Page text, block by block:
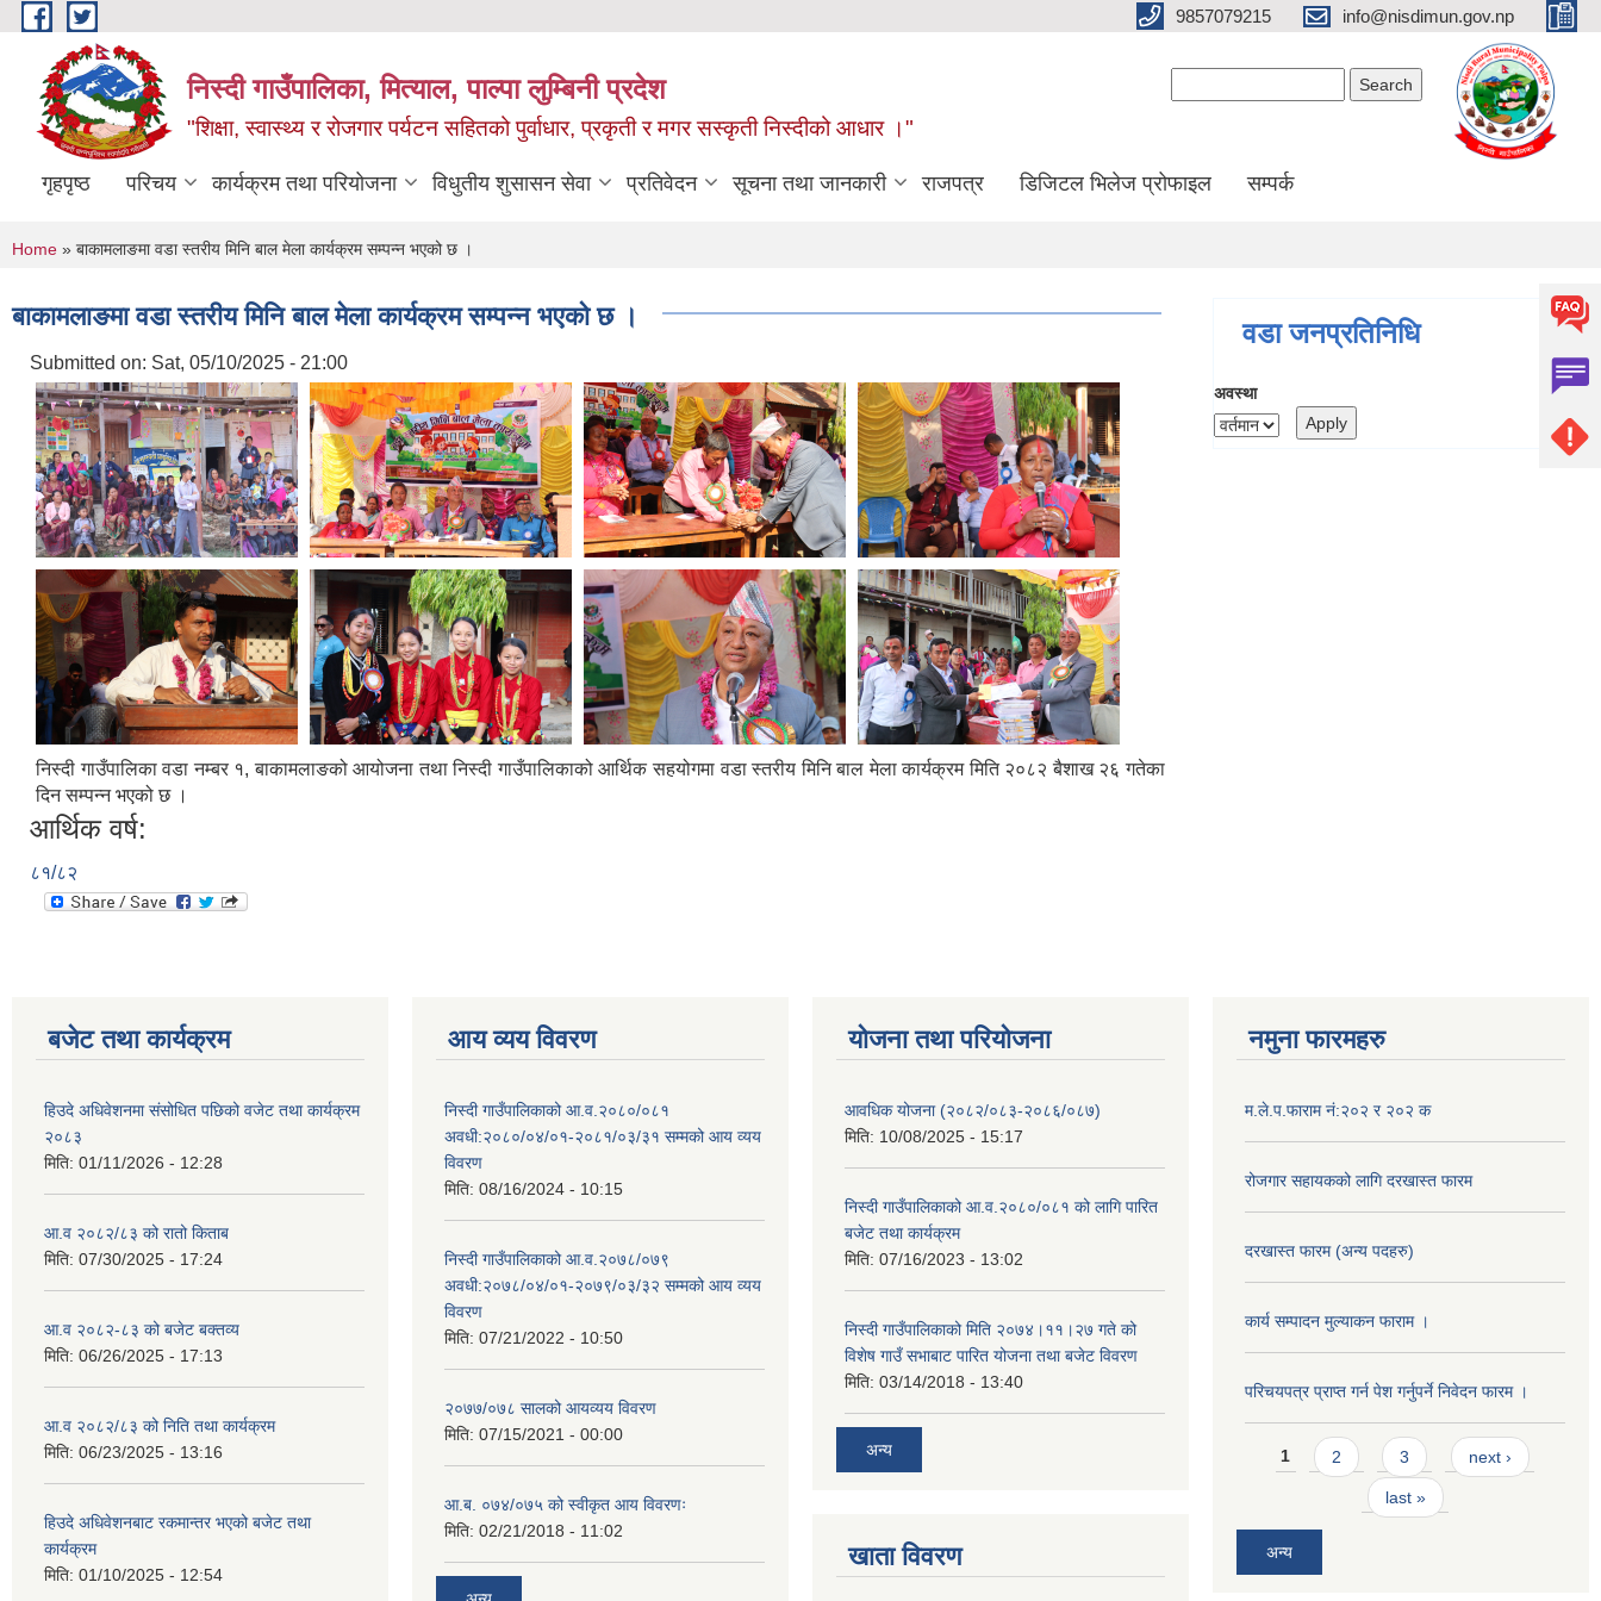
Skip to main content 9857079215 info@nisdimun.gov.np
निस्दी गाउँपालिका, मित्याल, पाल्पा लुम्बिनी प्रदेश
"शिक्षा, स्वास्थ्य र रोजगार पर्यटन सहितको पुर्वाधार, प्रकृती र मगर सस्कृती निस्दीको आधार ।"
गृहपृष्ठ परिचय कार्यक्रम तथा परियोजना विधुतीय शुसासन सेवा प्रतिवेदन सूचना तथा जानकारी राजपत्र डिजिटल भिलेज प्रोफाइल सम्पर्क
You are here
Home » बाकामलाङमा वडा स्तरीय मिनि बाल मेला कार्यक्रम सम्पन्न भएको छ ।
बाकामलाङमा वडा स्तरीय मिनि बाल मेला कार्यक्रम सम्पन्न भएको छ ।
Submitted on: Sat, 05/10/2025 - 21:00
निस्दी गाउँपालिका वडा नम्बर १, बाकामलाङको आयोजना तथा निस्दी गाउँपालिकाको आर्थिक सहयोगमा वडा स्तरीय मिनि बाल मेला कार्यक्रम मिति २०८२ बैशाख २६ गतेका
दिन सम्पन्न भएको छ ।
आर्थिक वर्ष:
८१/८२
वडा जनप्रतिनिधि
अवस्था
बजेट तथा कार्यक्रम
हिउदे अधिवेशनमा संसोधित पछिको वजेट तथा कार्यक्रम
२०८३
मिति: 01/11/2026 - 12:28
आ.व २०८२/८३ को रातो किताब
मिति: 07/30/2025 - 17:24
आ.व २०८२-८३ को बजेट बक्तव्य
मिति: 06/26/2025 - 17:13
आ.व २०८२/८३ को निति तथा कार्यक्रम
मिति: 06/23/2025 - 13:16
हिउदे अधिवेशनबाट रकमान्तर भएको बजेट तथा
कार्यक्रम
मिति: 01/10/2025 - 12:54
आय व्यय विवरण
निस्दी गाउँपालिकाको आ.व.२०८०/०८१
अवधी:२०८०/०४/०१-२०८१/०३/३१ सम्मको आय व्यय
विवरण
मिति: 08/16/2024 - 10:15
निस्दी गाउँपालिकाको आ.व.२०७८/०७९
अवधी:२०७८/०४/०१-२०७९/०३/३२ सम्मको आय व्यय
विवरण
मिति: 07/21/2022 - 10:50
२०७७/०७८ सालको आयव्यय विवरण
मिति: 07/15/2021 - 00:00
आ.ब. ०७४/०७५ को स्वीकृत आय विवरणः
मिति: 02/21/2018 - 11:02
योजना तथा परियोजना
आवधिक योजना (२०८२/०८३-२०८६/०८७)
मिति: 10/08/2025 - 15:17
निस्दी गाउँपालिकाको आ.व.२०८०/०८१ को लागि पारित
बजेट तथा कार्यक्रम
मिति: 07/16/2023 - 13:02
निस्दी गाउँपालिकाको मिति २०७४।११।२७ गते को
विशेष गाउँ सभाबाट पारित योजना तथा बजेट विवरण
मिति: 03/14/2018 - 13:40
अन्य
खाता विवरण
नमुना फारमहरु
म.ले.प.फाराम नं:२०२ र २०२ क
रोजगार सहायकको लागि दरखास्त फारम
दरखास्त फारम (अन्य पदहरु)
कार्य सम्पादन मुल्याक‌न फाराम ।
परिचयपत्र प्राप्त गर्न पेश गर्नुपर्ने निवेदन फारम ।
Pages
1 2 3 next ›
last »
अन्य